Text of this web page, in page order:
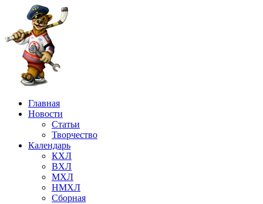
Главная
Новости
Статьи
Творчество
Календарь
КХЛ
ВХЛ
МХЛ
НМХЛ
Сборная